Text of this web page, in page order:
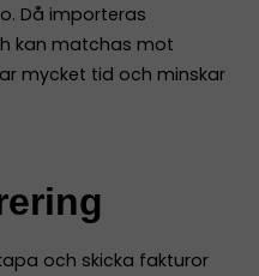
Då importeras
kan matchas mot
mycket tid och minskar
och skicka fakturor